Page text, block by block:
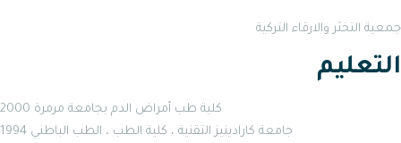
جمعية التخثر والارقاء التركية
التعليم
2000 كلية طب أمراض الدم بجامعة مرمرة
1994 جامعة كارادينيز التقنية ، كلية الطب ، الطب الباطني